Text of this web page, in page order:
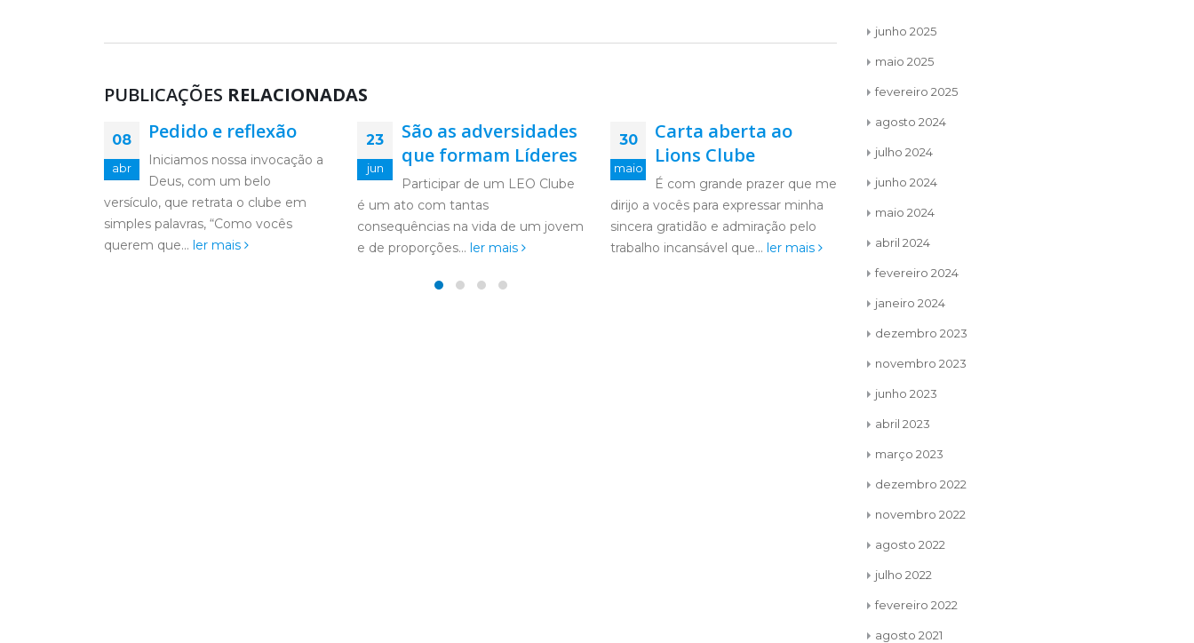
PUBLICAÇÕES RELACIONADAS
23
jun
São as adversidades
que formam Líderes
Participar de um LEO Clube
é um ato com tantas
consequências na vida de um jovem
e de proporções...ler mais
30
maio
Carta aberta ao
Lions Clube
É com grande prazer que me
dirijo a vocês para expressar minha
sincera gratidão e admiração pelo
trabalho incansável que...ler mais
14
fev
Agência dos Correios
Certo dia, recebi um convite
para um novo desafio: fazer
parte de um movimento para
jovens com vontade de mudar...
ler mais
Amizades que
cultivam
Amigos, podemos ter laços
de infância, laços criados na escola,
ambiente de trabalho e laços...
ler mais
junho 2025
maio 2025
fevereiro 2025
agosto 2024
julho 2024
junho 2024
maio 2024
abril 2024
fevereiro 2024
janeiro 2024
dezembro 2023
novembro 2023
junho 2023
abril 2023
março 2023
dezembro 2022
novembro 2022
agosto 2022
julho 2022
fevereiro 2022
agosto 2021